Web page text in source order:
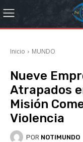
Inicio MUNDO
Nueve
Atrapados
Misión
Violencia
POR NOTIMUNDO